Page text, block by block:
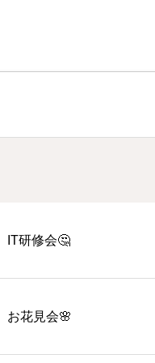
IT研修会🤔
お花見会🌸